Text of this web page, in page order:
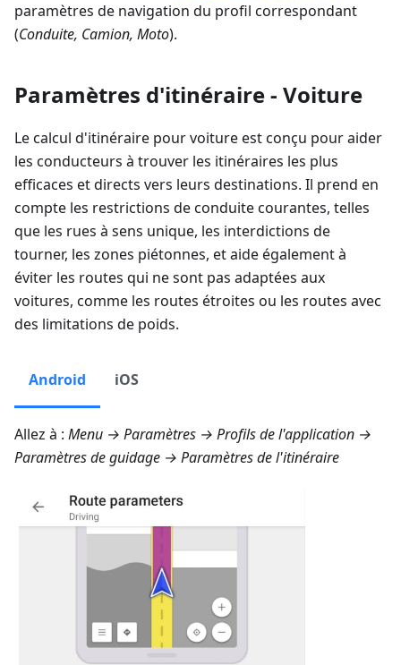
paramètres de navigation du profil correspondant
(Conduite, Camion, Moto).
Paramètres d'itinéraire - Voiture
Le calcul d'itinéraire pour voiture est conçu pour aider
les conducteurs à trouver les itinéraires les plus
efficaces et directs vers leurs destinations. Il prend en
compte les restrictions de conduite courantes, telles
que les rues à sens unique, les interdictions de
tourner, les zones piétonnes, et aide également à
éviter les routes qui ne sont pas adaptées aux
voitures, comme les routes étroites ou les routes avec
des limitations de poids.
Android iOS
Allez à : Menu → Paramètres → Profils de l'application →
Paramètres de guidage → Paramètres de l'itinéraire